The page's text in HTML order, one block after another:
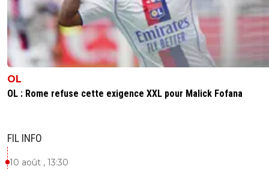
OL
OL : Rome refuse cette exigence XXL pour Malick Fofana
FIL INFO
10 août , 13:30